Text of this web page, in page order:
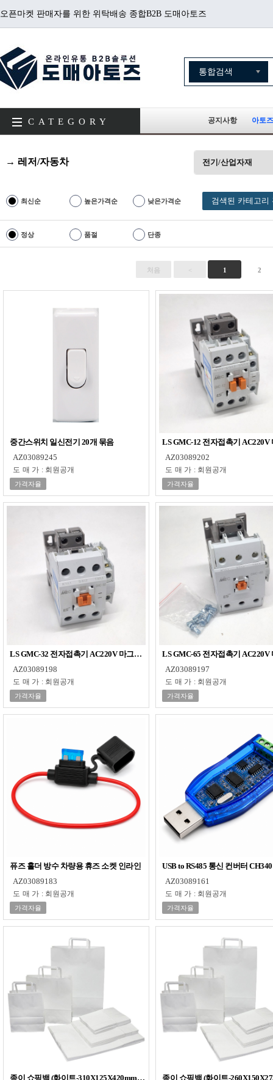
오픈마켓 판매자를 위한 위탁배송 종합B2B 도매아토즈
CATEGORY 공지사항 아토
→ 레저/자동차 전기/산업자재
최신순 높은가격순 낮은가격순 검색된 카테고리
정상 품절 단종
처음 < 1 2
중간스위치 일신전기 20개 묶음
AZ03089245
도매가 : 회원공개
가격자율
LS GMC-12 전자접촉기 AC220V
AZ03089202
도매가 : 회원공개
가격자율
LS GMC-32 전자접촉기 AC220V 마그네트컨택터 32A
AZ03089198
도매가 : 회원공개
가격자율
LS GMC-65 전자접촉기 AC220V
AZ03089197
도매가 : 회원공개
가격자율
퓨즈 홀더 방수 차량용 휴즈 소켓 인라인
AZ03089183
도매가 : 회원공개
가격자율
USB to RS485 통신 컨버터
AZ03089161
도매가 : 회원공개
가격자율
종이 쇼핑백 (화이트-310X125X420mm-50매) 국내산 다용도 무지 손잡이 쇼핑백
종이 쇼핑백 (화이트-